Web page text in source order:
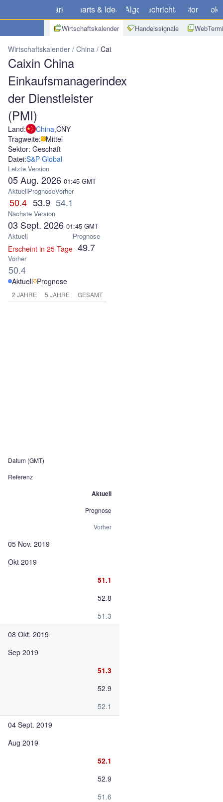
Märkte Charts & Ideen Algo Nachrichten Store
Wirtschaftskalender Handelssignale
Wirtschaftskalender China Caixin China Einkaufsmanagerindex
Caixin China
Einkaufsmanagerindex
der Dienstleister
(PMI)
Land: China,CNY
Tragweite: Mittel
Sektor: Geschäft
Datei:S&P Global
Letzte Version
05 Aug. 2026 01:45 GMT
Aktuell
50.4
Prognose
53.9
Vorher
54.1
Nächste Version
03 Sept. 2026 01:45 GMT
Aktuell
Erscheint in 25 Tage
Prognose
49.7
Vorher
50.4
Aktuell Prognose
2 JAHRE 5 JAHRE GESAMT
Datum (GMT)
Referenz
Aktuell
Prognose
Vorher
05 Nov. 2019
Okt 2019
51.1
52.8
51.3
08 Okt. 2019
Sep 2019
51.3
52.9
52.1
04 Sept. 2019
Aug 2019
52.1
52.9
51.6